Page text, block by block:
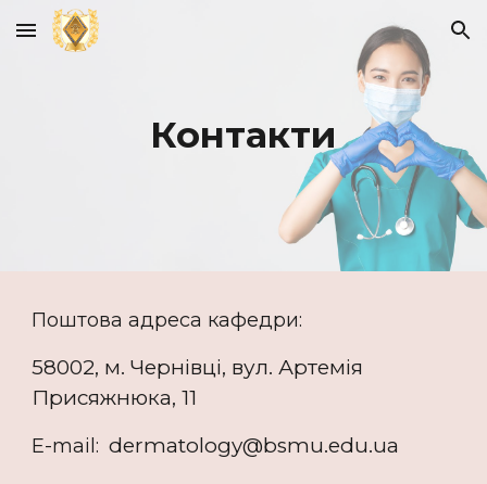
Skip to main content Skip to navigation
Контакти
Поштова адреса кафедри:
58002, м. Чернівці, вул.Артемія
Присяжнюка, 11
E-mail: dermatology@bsmu.edu.ua